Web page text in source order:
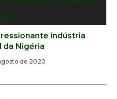
indústria
da Nigéria
de 2020